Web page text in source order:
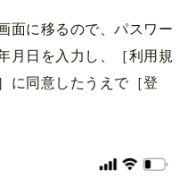
面に移るので、パスワー
月日を入力し、［利用規
に同意したうえで［登